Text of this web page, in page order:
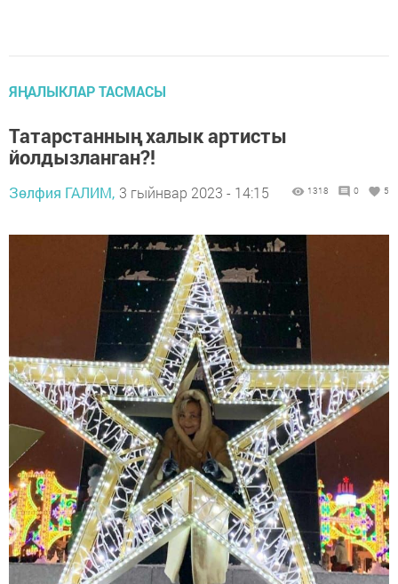
ЯҢАЛЫКЛАР ТАСМАСЫ
Татарстанның халык артисты
йолдызланган?!
Зөлфия ГАЛИМ, 3 гыйнвар 2023 - 14:15 1318 0 5